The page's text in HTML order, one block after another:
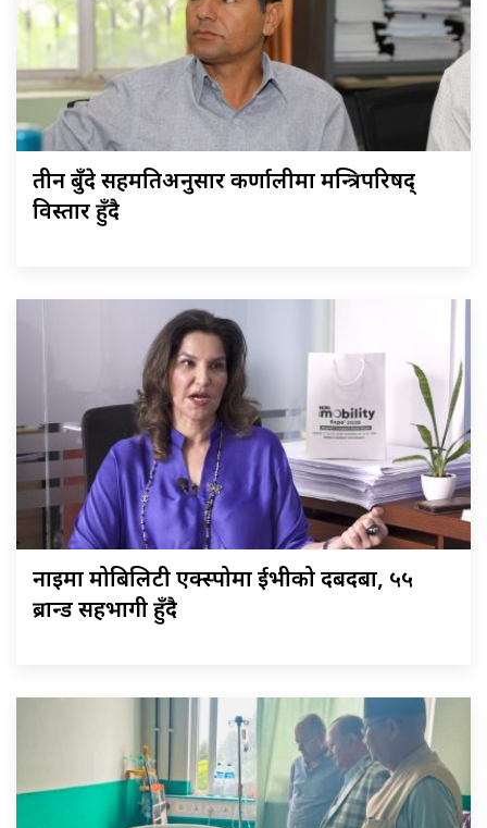
तीन बुँदे सहमतिअनुसार कर्णालीमा मन्त्रिपरिषद्
विस्तार हुँदै
नाइमा मोबिलिटी एक्स्पोमा ईभीको दबदबा, ५५
ब्रान्ड सहभागी हुँदै